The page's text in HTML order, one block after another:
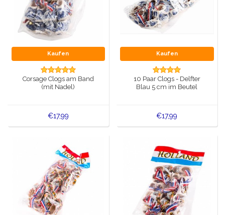
Kaufen
Corsage Clogs am Band
(mit Nadel)
€17,99
Kaufen
10 Paar Clogs - Delfter
Blau 5 cm im Beutel
€17,99